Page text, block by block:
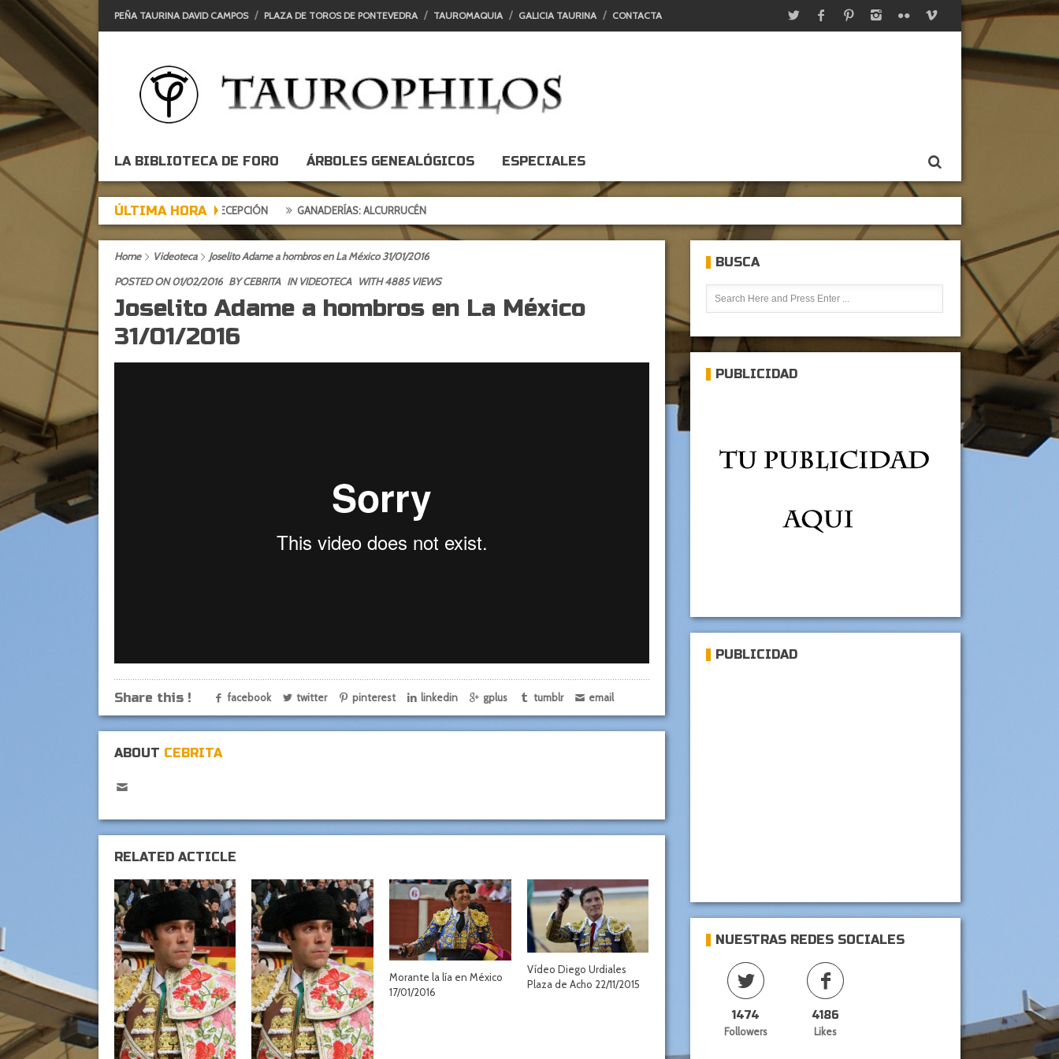
PEÑA TAURINA DAVID CAMPOS PLAZA DE TOROS DE PONTEVEDRA TAUROMAQUIA GALICIA TAURINA CONTACTA
LA BIBLIOTECA DE FORO ÁRBOLES GENEALÓGICOS ESPECIALES
ÚLTIMA HORA
DE EXPECTACIÓN, TARDE DE DECEPCIÓN GANADERÍAS: ALCURRUCÉN
Home Videoteca
Joselito Adame a hombros en La México 31/01/2016
POSTED ON 01/02/2016 BYCEBRITA INVIDEOTECA WITH 4885 VIEWS
Joselito Adame a hombros en La México
31/01/2016
Share this ! facebook twitter pinterest linkedin gplus tumblr email
ABOUT CEBRITA
RELATED ACTICLE
Morante la lía en México
17/01/2016
Vídeo Diego Urdiales
Plaza de Acho 22/11/2015
BUSCA
PUBLICIDAD
PUBLICIDAD
NUESTRAS REDES SOCIALES
1474
Followers
4186
Likes